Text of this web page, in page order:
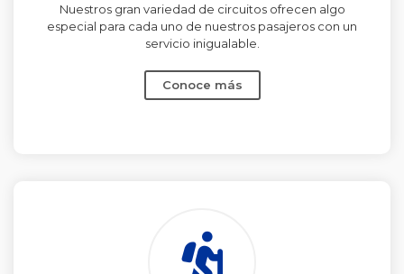
Nuestros gran variedad de circuitos ofrecen algo
especial para cada uno de nuestros pasajeros con un
servicio inigualable.
Conoce más